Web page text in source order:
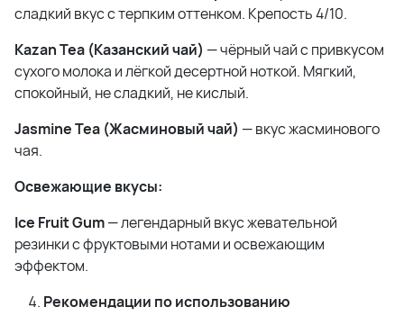
сладкий вкус с терпким оттенком. Крепость 4/10.
Kazan Tea (Казанский чай) — чёрный чай с привкусом
сухого молока и лёгкой десертной ноткой. Мягкий,
спокойный, не сладкий, не кислый.
Jasmine Tea (Жасминовый чай) — вкус жасминового
чая.
Освежающие вкусы:
Ice Fruit Gum— легендарный вкус жевательной
резинки с фруктовыми нотами и освежающим
эффектом.
Рекомендации по использованию